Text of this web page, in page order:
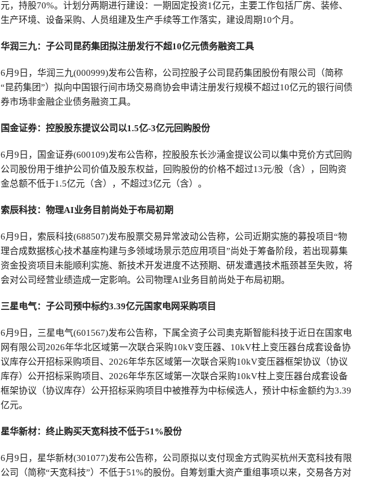
元，持股70%。计划分两期进行建设：一期固定投资1亿元，主要工作包括厂房、装修、
生产环境、设备采购、人员组建及生产手续等工作落实，建设周期10个月。
华润三九：子公司昆药集团拟注册发行不超10亿元债务融资工具
6月9日，华润三九(000999)发布公告称，公司控股子公司昆药集团股份有限公司（简称
“昆药集团”）拟向中国银行间市场交易商协会申请注册发行规模不超过10亿元的银行间债
券市场非金融企业债务融资工具。
国金证券：控股股东提议公司以1.5亿-3亿元回购股份
6月9日，国金证券(600109)发布公告称，控股股东长沙涌金提议公司以集中竞价方式回购
公司股份用于维护公司价值及股东权益，回购股份的价格不超过13元/股（含），回购资
金总额不低于1.5亿元（含），不超过3亿元（含）。
索辰科技：物理AI业务目前尚处于布局初期
6月9日，索辰科技(688507)发布股票交易异常波动公告称，公司近期实施的募投项目“物
理合成数据核心技术基座构建与多领域场景示范应用项目”尚处于筹备阶段，若出现募集
资金投资项目未能顺利实施、新技术开发进度不达预期、研发遭遇技术瓶颈甚至失败，将
会对公司经营业绩造成一定影响。公司物理AI业务目前尚处于布局初期。
三星电气：子公司预中标约3.39亿元国家电网采购项目
6月9日，三星电气(601567)发布公告称，下属全资子公司奥克斯智能科技于近日在国家电
网有限公司2026年华北区域第一次联合采购10kV变压器、10kV柱上变压器台成套设备协
议库存公开招标采购项目、2026年华东区域第一次联合采购10kV变压器框架协议（协议
库存）公开招标采购项目、2026年华东区域第一次联合采购10kV柱上变压器台成套设备
框架协议（协议库存）公开招标采购项目中被推荐为中标候选人，预计中标金额约为3.39
亿元。
星华新材：终止购买天宽科技不低于51%股份
6月9日，星华新材(301077)发布公告称，公司原拟以支付现金方式购买杭州天宽科技有限
公司（简称“天宽科技”）不低于51%的股份。自筹划重大资产重组事项以来，交易各方对